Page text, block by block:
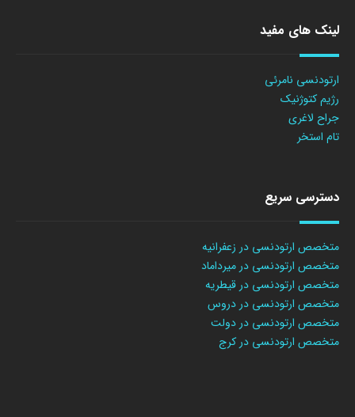
لینک های مفید
ارتودنسی نامرئی
رژیم کتوژنیک
جراح لاغری
تام استخر
دسترسی سریع
متخصص ارتودنسی در زعفرانیه
متخصص ارتودنسی در میرداماد
متخصص ارتودنسی در قیطریه
متخصص ارتودنسی در دروس
متخصص ارتودنسی در دولت
متخصص ارتودنسی در کرج